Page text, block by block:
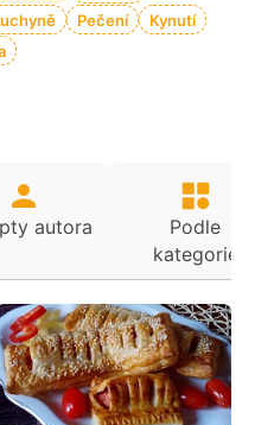
Pečení
Kynutí
autora
Podle
kategorie